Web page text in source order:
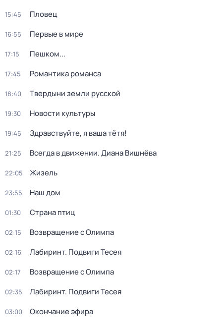
15:45 Пловец
16:55 Первые в мире
17:15 Пешком...
17:45 Романтика романса
18:40 Твердыни земли русской
19:30 Новости культуры
19:45 Здравствуйте, я ваша тётя!
21:25 Всегда в движении. Диана Вишнёва
22:05 Жизель
23:55 Наш дом
01:30 Страна птиц
02:15 Возвращение с Олимпа
02:16 Лабиринт. Подвиги Тесея
02:17 Возвращение с Олимпа
02:35 Лабиринт. Подвиги Тесея
03:00 Окончание эфира